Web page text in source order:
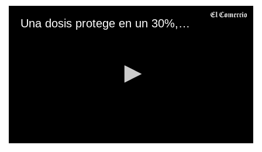
Una dosis protege en un 30%, pero dos dosis dan 80% frente la variante Delta, asegura Oscar Ugarte